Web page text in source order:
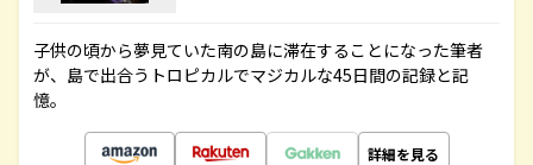
子供の頃から夢見ていた南の島に滞在することになった筆者
が、島で出合うトロピカルでマジカルな45日間の記録と記
憶。
詳細を見る